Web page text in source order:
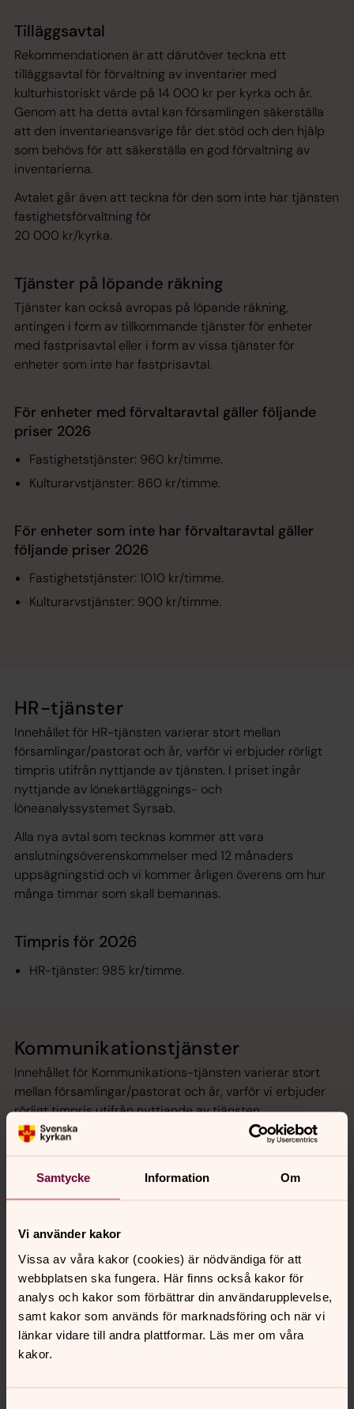
Samtycke Information Om
Vi använder kakor
Vissa av våra kakor (cookies) är nödvändiga för att
webbplatsen ska fungera. Här finns också kakor för
analys och kakor som förbättrar din användarupplevelse,
samt kakor som används för marknadsföring och när vi
länkar vidare till andra plattformar. Läs mer om våra
kakor.
Tilläggsavtal
Rekommendationen är att därutöver teckna ett
tilläggsavtal för förvaltning av inventarier med
kulturhistoriskt värde på 14 000 kr per kyrka och år.
Genom att ha detta avtal kan församlingen säkerställa
att den inventarieansvarige får det stöd och den hjälp
som behövs för att säkerställa en god förvaltning av
inventarierna.
Avtalet går även att teckna för den som inte har tjänsten
fastighetsförvaltning för
20 000 kr/kyrka.
Tjänster på löpande räkning
Tjänster kan också avropas på löpande räkning,
antingen i form av tillkommande tjänster för enheter
med fastprisavtal eller i form av vissa tjänster för
enheter som inte har fastprisavtal.
För enheter med förvaltaravtal gäller följande
priser 2026
Fastighetstjänster: 960 kr/timme.
Kulturarvstjänster: 860 kr/timme.
För enheter som inte har förvaltaravtal gäller
följande priser 2026
Fastighetstjänster: 1010 kr/timme.
Kulturarvstjänster: 900 kr/timme.
HR-tjänster
Innehållet för HR-tjänsten varierar stort mellan
församlingar/pastorat och år, varför vi erbjuder rörligt
timpris utifrån nyttjande av tjänsten. I priset ingår
nyttjande av lönekartläggnings- och
löneanalyssystemet Syrsab.
Alla nya avtal som tecknas kommer att vara
anslutningsöverenskommelser med 12 månaders
uppsägningstid och vi kommer årligen överens om hur
många timmar som skall bemannas.
Timpris för 2026
HR-tjänster: 985 kr/timme.
Kommunikationstjänster
Innehållet för Kommunikations-tjänsten varierar stort
mellan församlingar/pastorat och år, varför vi erbjuder
rörligt timpris utifrån nyttjande av tjänsten.
Innan vi börjar gör vi tillsammans med er en
uppskattning av vilket antal timmar som kommer
behövas.
Timpris för 2026
Kommunikationstjänster: 920 kr/timme.
Digital arbetsplats